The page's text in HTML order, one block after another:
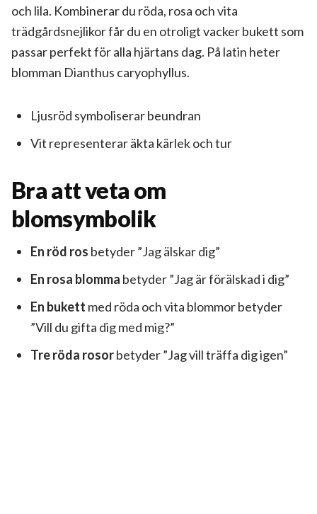
och lila. Kombinerar du röda, rosa och vita
trädgårdsnejlikor får du en otroligt vacker bukett som
passar perfekt för alla hjärtans dag. På latin heter
blomman Dianthus caryophyllus.
Ljusröd symboliserar beundran
Vit representerar äkta kärlek och tur
Bra att veta om
blomsymbolik
En röd ros betyder ”Jag älskar dig”
En rosa blomma betyder ”Jag är förälskad i dig”
En bukett med röda och vita blommor betyder
”Vill du gifta dig med mig?”
Tre röda rosorbetyder ”Jag vill träffa dig igen”